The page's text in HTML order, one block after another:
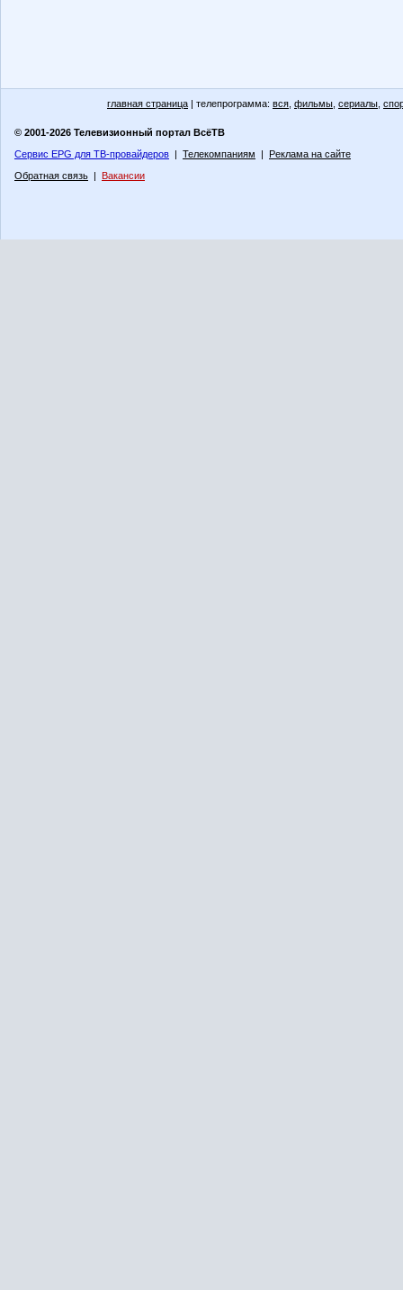
главная страница | телепрограмма: вся фильмы сериалы
© 2001-2026 Телевизионный портал ВсёТВ
Сервис EPG для ТВ-провайдеров | Телекомпаниям | Реклама на сайте
Обратная связь | Вакансии